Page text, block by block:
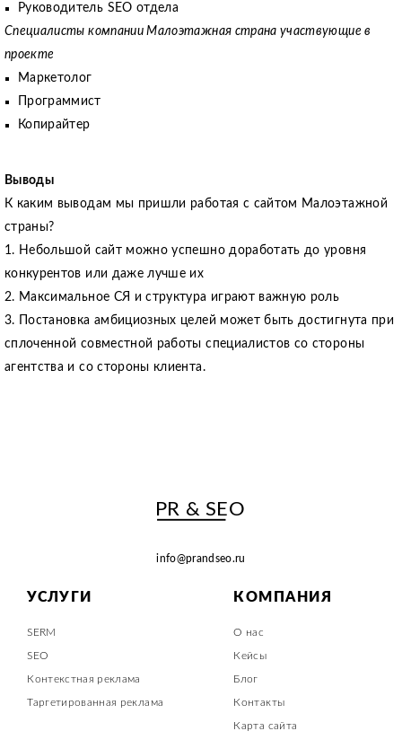
Руководитель SEO отдела
Специалисты компании Малоэтажная страна участвующие в
проекте
Маркетолог
Программист
Копирайтер
Выводы
К каким выводам мы пришли работая с сайтом Малоэтажной
страны?
1. Небольшой сайт можно успешно доработать до уровня
конкурентов или даже лучше их
2. Максимальное СЯ и структура играют важную роль
3. Постановка амбициозных целей может быть достигнута при
сплоченной совместной работы специалистов со стороны
агентства и со стороны клиента.
PR & SEO
info@prandseo.ru
УСЛУГИ
SERM
SEO
Контекстная реклама
Таргетированная реклама
КОМПАНИЯ
О нас
Кейсы
Блог
Контакты
Карта сайта